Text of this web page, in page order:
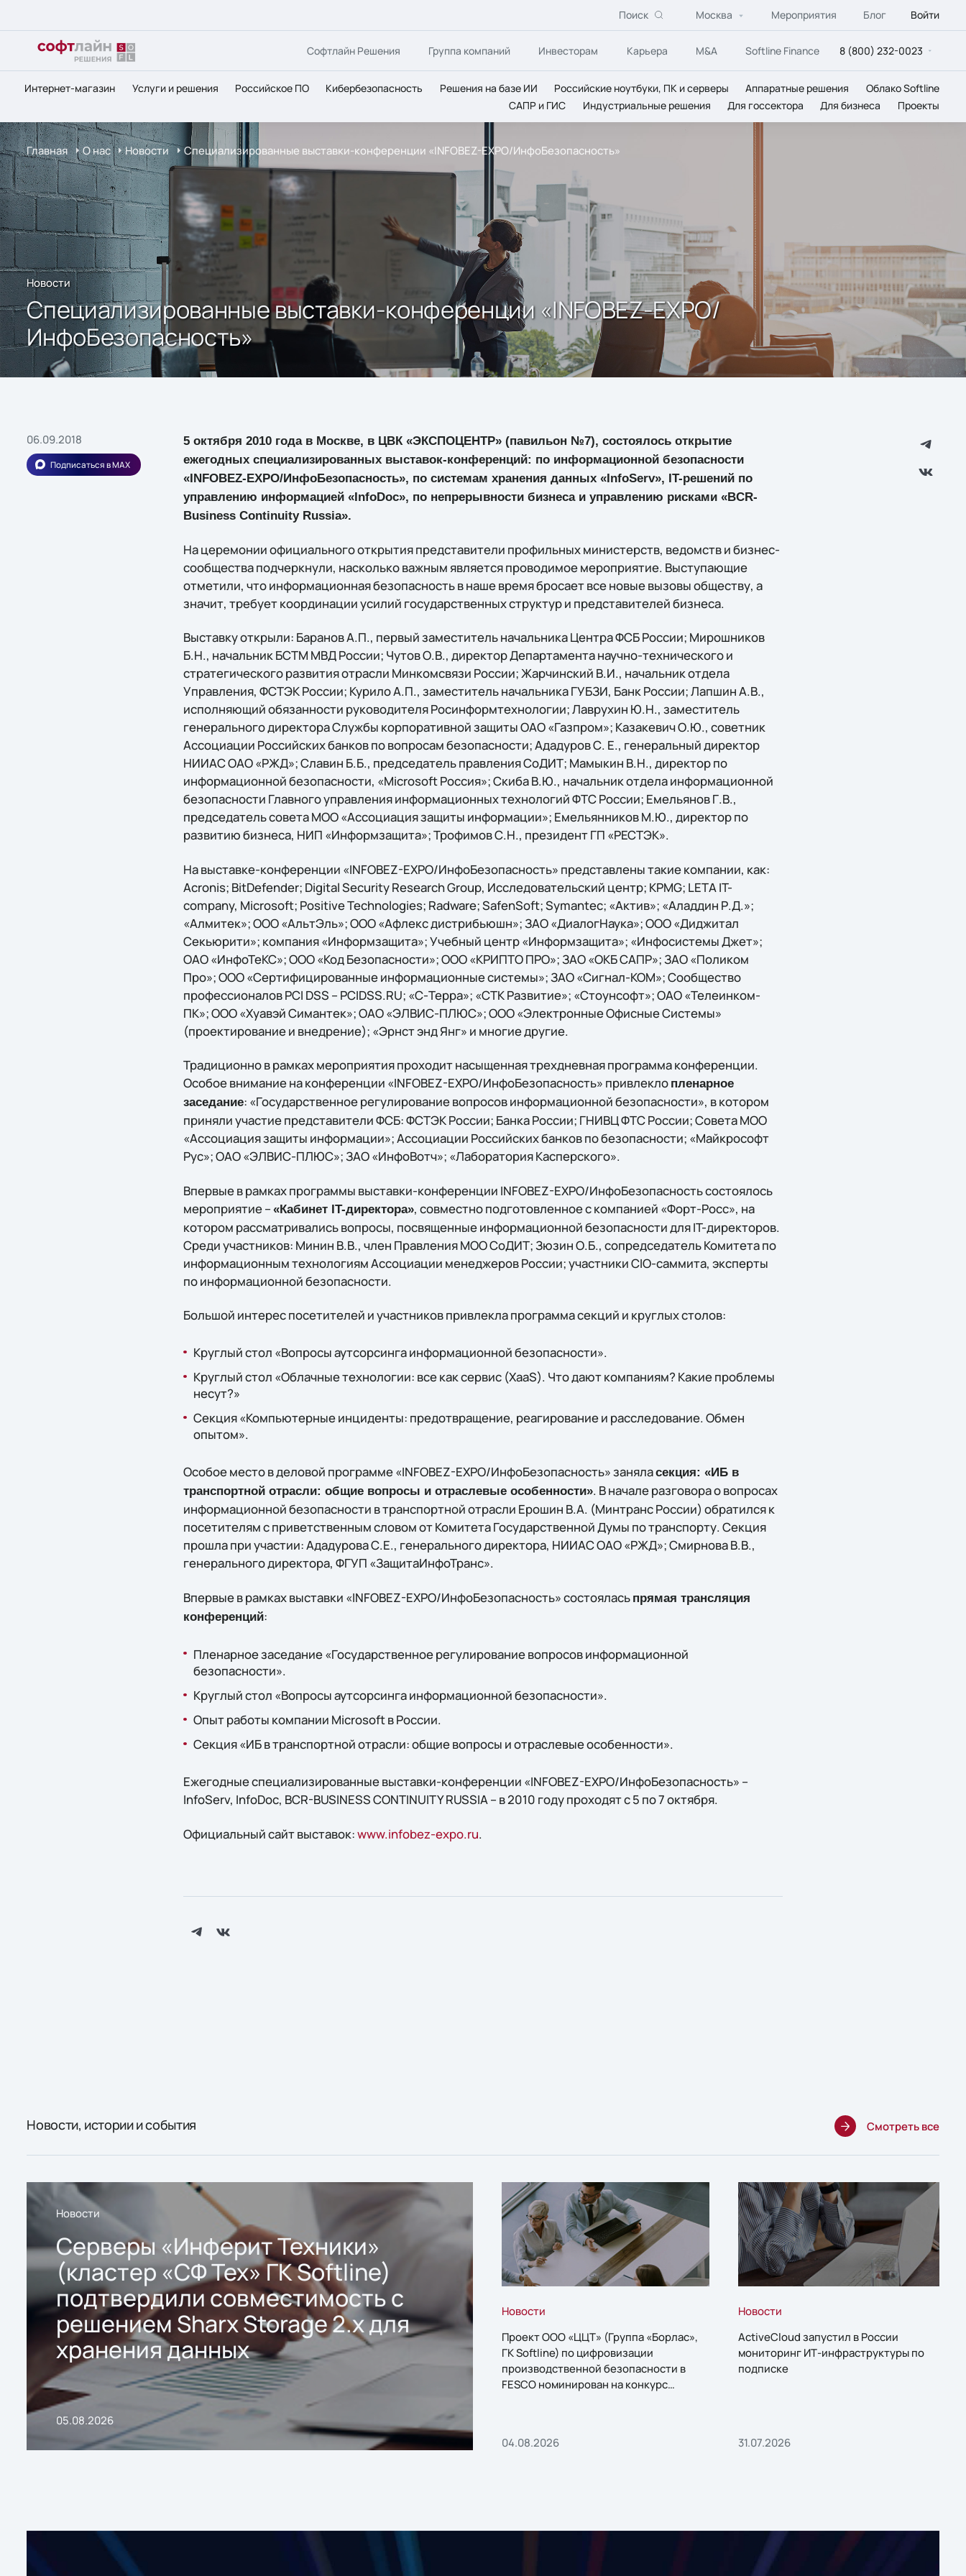
Поиск Москва Мероприятия Блог Войти
Софтлайн Решения Группа компаний Инвесторам Карьера M&A Softline Finance 8 (800) 232-0023
Интернет-магазин Услуги и решения Российское ПО Кибербезопасность Решения на базе ИИ Российские ноутбуки, ПК и серверы Аппаратные решения
Облако Softline
САПР и ГИС
Индустриальные решения Для госсектора Для бизнеса Проекты
Главная О нас Новости Специализированные выставки-конференции «INFOBEZ-EXPO/ИнфоБезопасность»
Новости
Специализированные выставки-конференции «INFOBEZ-EXPO/
ИнфоБезопасность»
06.09.2018
Подписаться в MAX
5 октября 2010 года в Москве, в ЦВК «ЭКСПОЦЕНТР» (павильон №7), состоялось открытие
ежегодных специализированных выставок-конференций: по информационной безопасности
«INFOBEZ-EXPO/ИнфоБезопасность», по системам хранения данных «InfoServ», IT-решений по
управлению информацией «InfoDoc», по непрерывности бизнеса и управлению рисками «BCR-
Business Continuity Russia».
На церемонии официального открытия представители профильных министерств, ведомств и бизнес-
сообщества подчеркнули, насколько важным является проводимое мероприятие. Выступающие
отметили, что информационная безопасность в наше время бросает все новые вызовы обществу, а
значит, требует координации усилий государственных структур и представителей бизнеса.
Выставку открыли: Баранов А.П., первый заместитель начальника Центра ФСБ России; Мирошников
Б.Н., начальник БСТМ МВД России; Чутов О.В., директор Департамента научно-технического и
стратегического развития отрасли Минкомсвязи России; Жарчинский В.И., начальник отдела
Управления, ФСТЭК России; Курило А.П., заместитель начальника ГУБЗИ, Банк России; Лапшин А.В.,
исполняющий обязанности руководителя Росинформтехнологии; Лаврухин Ю.Н., заместитель
генерального директора Службы корпоративной защиты ОАО «Газпром»; Казакевич О.Ю., советник
Ассоциации Российских банков по вопросам безопасности; Ададуров С. Е., генеральный директор
НИИАС ОАО «РЖД»; Славин Б.Б., председатель правления СоДИТ; Мамыкин В.Н., директор по
информационной безопасности, «Microsoft Россия»; Скиба В.Ю., начальник отдела информационной
безопасности Главного управления информационных технологий ФТС России; Емельянов Г.В.,
председатель совета МОО «Ассоциация защиты информации»; Емельянников М.Ю., директор по
развитию бизнеса, НИП «Информзащита»; Трофимов С.Н., президент ГП «РЕСТЭК».
На выставке-конференции «INFOBEZ-EXPO/ИнфоБезопасность» представлены такие компании, как:
Acronis; BitDefender; Digital Security Research Group, Исследовательский центр; KPMG; LETA IT-
company, Microsoft; Positive Technologies; Radware; SafenSoft; Symantec; «Актив»; «Аладдин Р.Д.»;
«Алмитек»; ООО «АльтЭль»; ООО «Афлекс дистрибьюшн»; ЗАО «ДиалогНаука»; ООО «Диджитал
Секьюрити»; компания «Информзащита»; Учебный центр «Информзащита»; «Инфосистемы Джет»;
ОАО «ИнфоТеКС»; ООО «Код Безопасности»; ООО «КРИПТО ПРО»; ЗАО «ОКБ САПР»; ЗАО «Поликом
Про»; ООО «Сертифицированные информационные системы»; ЗАО «Сигнал-КОМ»; Сообщество
профессионалов PCI DSS – PCIDSS.RU; «С-Терра»; «СТК Развитие»; «Стоунсофт»; ОАО «Телеинком-
ПК»; ООО «Хуавэй Симантек»; ОАО «ЭЛВИС-ПЛЮС»; ООО «Электронные Офисные Системы»
(проектирование и внедрение); «Эрнст энд Янг» и многие другие.
Традиционно в рамках мероприятия проходит насыщенная трехдневная программа конференции.
Особое внимание на конференции «INFOBEZ-EXPO/ИнфоБезопасность» привлекло пленарное
заседание: «Государственное регулирование вопросов информационной безопасности», в котором
приняли участие представители ФСБ: ФСТЭК России; Банка России; ГНИВЦ ФТС России; Совета МОО
«Ассоциация защиты информации»; Ассоциации Российских банков по безопасности; «Майкрософт
Рус»; ОАО «ЭЛВИС-ПЛЮС»; ЗАО «ИнфоВотч»; «Лаборатория Касперского».
Впервые в рамках программы выставки-конференции INFOBEZ-EXPO/ИнфоБезопасность состоялось
мероприятие – «Кабинет IT-директора», совместно подготовленное с компанией «Форт-Росс», на
котором рассматривались вопросы, посвященные информационной безопасности для IT-директоров.
Среди участников: Минин В.В., член Правления МОО СоДИТ; Зюзин О.Б., сопредседатель Комитета по
информационным технологиям Ассоциации менеджеров России; участники CIO-саммита, эксперты
по информационной безопасности.
Большой интерес посетителей и участников привлекла программа секций и круглых столов:
Круглый стол «Вопросы аутсорсинга информационной безопасности».
Круглый стол «Облачные технологии: все как сервис (XaaS). Что дают компаниям? Какие проблемы
несут?»
Секция «Компьютерные инциденты: предотвращение, реагирование и расследование. Обмен
опытом».
Особое место в деловой программе «INFOBEZ-EXPO/ИнфоБезопасность» заняласекция: «ИБ в
транспортной отрасли: общие вопросы и отраслевые особенности». В начале разговора о вопросах
информационной безопасности в транспортной отрасли Ерошин В.А. (Минтранс России) обратился к
посетителям с приветственным словом от Комитета Государственной Думы по транспорту. Секция
прошла при участии: Ададурова С.Е., генерального директора, НИИАС ОАО «РЖД»; Смирнова В.В.,
генерального директора, ФГУП «ЗащитаИнфоТранс».
Впервые в рамках выставки «INFOBEZ-EXPO/ИнфоБезопасность» состоялась прямая трансляция
конференций:
Пленарное заседание «Государственное регулирование вопросов информационной
безопасности».
Круглый стол «Вопросы аутсорсинга информационной безопасности».
Опыт работы компании Microsoft в России.
Секция «ИБ в транспортной отрасли: общие вопросы и отраслевые особенности».
Ежегодные специализированные выставки-конференции «INFOBEZ-EXPO/ИнфоБезопасность» –
InfoServ, InfoDoc, BCR-BUSINESS CONTINUITY RUSSIA – в 2010 году проходят с 5 по 7 октября.
Официальный сайт выставок:www.infobez-expo.ru.
Новости, истории и события Смотреть все
Новости
Серверы «Инферит Техники»
(кластер «СФ Тех» ГК Softline)
подтвердили совместимость с
решением Sharx Storage 2.x для
хранения данных
05.08.2026
Новости
Проект ООО «ЦЦТ» (Группа «Борлас»,
ГК Softline) по цифровизации
производственной безопасности в
FESCO номинирован на конкурс
04.08.2026
Новости
ActiveCloud запустил в России
мониторинг ИТ-инфраструктуры по
подписке
31.07.2026